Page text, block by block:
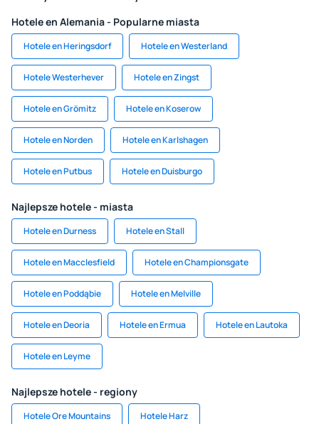
Hotele en Alemania - Popularne miasta
Hotele en Heringsdorf Hotele en Westerland
Hotele Westerhever Hotele en Zingst
Hotele en Grömitz Hotele en Koserow
Hotele en Norden Hotele en Karlshagen
Hotele en Putbus Hotele en Duisburgo
Najlepsze hotele - miasta
Hotele en Durness Hotele en Stall
Hotele en Macclesfield Hotele en Championsgate
Hotele en Poddąbie Hotele en Melville
Hotele en Deoria Hotele en Ermua Hotele en Lautoka
Hotele en Leyme
Najlepsze hotele - regiony
Hotele Ore Mountains Hotele Harz